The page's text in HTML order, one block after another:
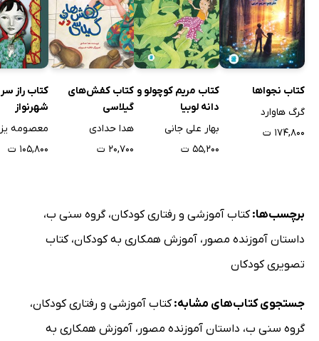
کتاب نجواها
گرگ هاوارد
۱۷۴,۸۰۰ ت
کتاب مریم کوچولو و
دانه لوبیا
بهار علی جانی
۵۵,۲۰۰ ت
کتاب کفش‌های
گیلاسی
هدا حدادی
۲۰,۷۰۰ ت
کتاب راز
شهرنواز
معصومه
۱۰۵,۸۰۰ ت
برچسب‌ها:کتاب آموزشی و رفتاری کودکان،گروه سنی ب،
داستان آموزنده مصور ، آموزش همکاری به کودکان،کتاب
تصویری کودکان
جستجوی کتاب‌های مشابه:کتاب آموزشی و رفتاری کودکان،
گروه سنی ب، داستان آموزنده مصور ، آموزش همکاری به